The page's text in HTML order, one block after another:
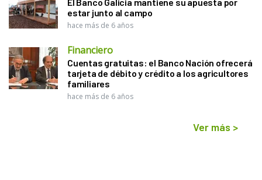
estar junto al campo
hace más de 6 años
Financiero
Cuentas gratuitas: el Banco Nación ofrecerá
tarjeta de débito y crédito a los agricultores
familiares
hace más de 6 años
Ver más >